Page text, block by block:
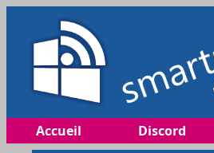
Accueil Discord